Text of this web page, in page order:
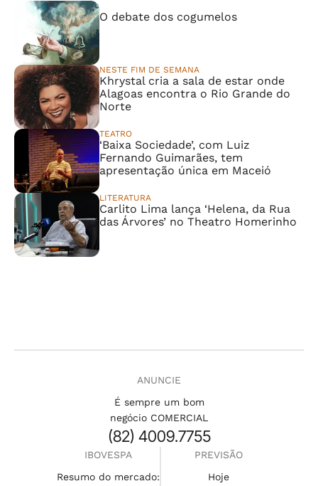
O debate dos cogumelos
NESTE FIM DE SEMANA
Khrystal cria a sala de estar onde
Alagoas encontra o Rio Grande do
Norte
TEATRO
‘Baixa Sociedade’, com Luiz
Fernando Guimarães, tem
apresentação única em Maceió
LITERATURA
Carlito Lima lança ‘Helena, da Rua
das Árvores’ no Theatro Homerinho
ANUNCIE
É sempre um bom
negócio COMERCIAL
(82) 4009.7755
IBOVESPA
Resumo do mercado:
PREVISÃO
Hoje